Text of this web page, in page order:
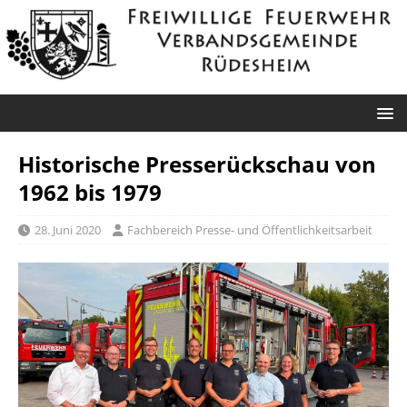
Historische Presserückschau von
1962 bis 1979
28. Juni 2020 Fachbereich Presse- und Öffentlichkeitsarbeit